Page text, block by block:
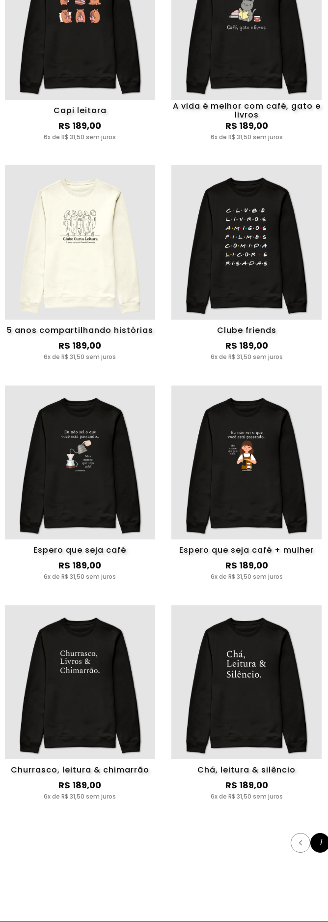
Capi leitora
R$ 189,00
6x de R$ 31,50 sem juros
A vida é melhor com café, gato e
livros
R$ 189,00
6x de R$ 31,50 sem juros
5 anos compartilhando histórias
R$ 189,00
6x de R$ 31,50 sem juros
Clube friends
R$ 189,00
6x de R$ 31,50 sem juros
Espero que seja café
R$ 189,00
6x de R$ 31,50 sem juros
Espero que seja café + mulher
R$ 189,00
6x de R$ 31,50 sem juros
Churrasco, leitura & chimarrão
R$ 189,00
6x de R$ 31,50 sem juros
Chá, leitura & silêncio
R$ 189,00
6x de R$ 31,50 sem juros
1